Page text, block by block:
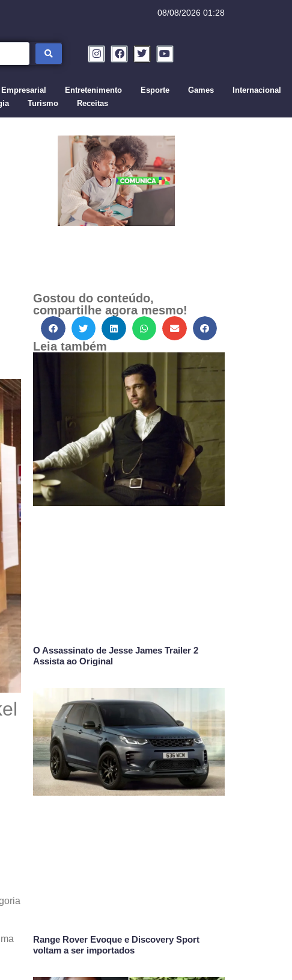
08/08/2026 01:28
Empresarial Entretenimento Esporte Games
Internacional
Turismo Receitas
Gostou do conteúdo,
compartilhe agora mesmo!
Leia também
O Assassinato de Jesse James Trailer 2
Assista ao Original
Range Rover Evoque e Discovery Sport
voltam a ser importados